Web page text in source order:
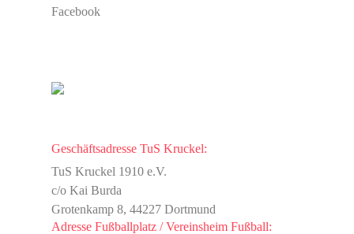
Facebook
Geschäftsadresse TuS Kruckel:
TuS Kruckel 1910 e.V.
c/o Kai Burda
Grotenkamp 8, 44227 Dortmund
Adresse Fußballplatz / Vereinsheim Fußball: